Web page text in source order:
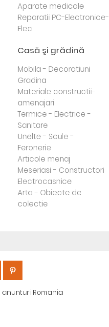
Aparate medicale
Reparatii PC-Electronice-
Elec...
Casă şi grădină
Mobila - Decoratiuni
Gradina
Materiale constructii-
amenajari
Termice - Electrice -
Sanitare
Unelte - Scule -
Feronerie
Articole menaj
Meseriasi - Constructori
Electrocasnice
Arta - Obiecte de
colectie
Romania